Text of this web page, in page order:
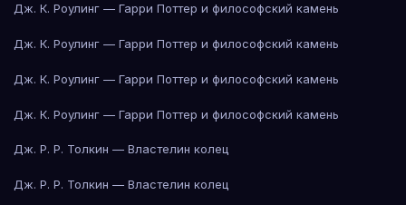
Дж. К. Роулинг — Гарри Поттер и философский камень
Дж. К. Роулинг — Гарри Поттер и философский камень
Дж. К. Роулинг — Гарри Поттер и философский камень
Дж. К. Роулинг — Гарри Поттер и философский камень
Дж. Р. Р. Толкин — Властелин колец
Дж. Р. Р. Толкин — Властелин колец